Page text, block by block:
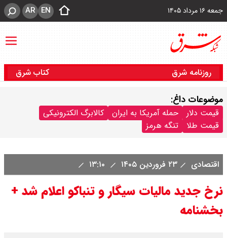
جمعه ۱۶ مرداد ۱۴۰۵ EN
AR
روزنامه شرق کتاب شرق
موضوعات داغ:
قیمت دلار حمله آمریکا به ایران
کالابرگ الکترونیکی
قیمت طلا
تنگه هرمز
اقتصادی ۲۳ فروردین ۱۴۰۵
نرخ جدید مالیات سیگار و تنباکو اعلام شد +
بخشنامه